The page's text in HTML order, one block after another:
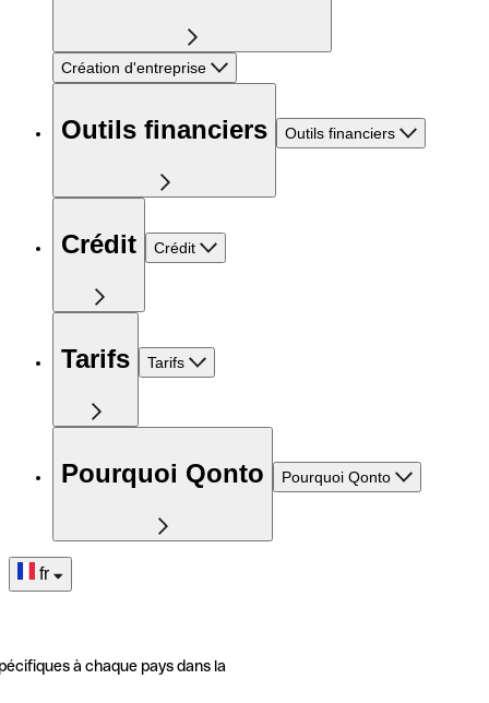
Création d'entreprise
Outils financiers Outils financiers
Crédit Crédit
Tarifs Tarifs
Pourquoi Qonto Pourquoi Qonto
fr
à chaque pays dans la